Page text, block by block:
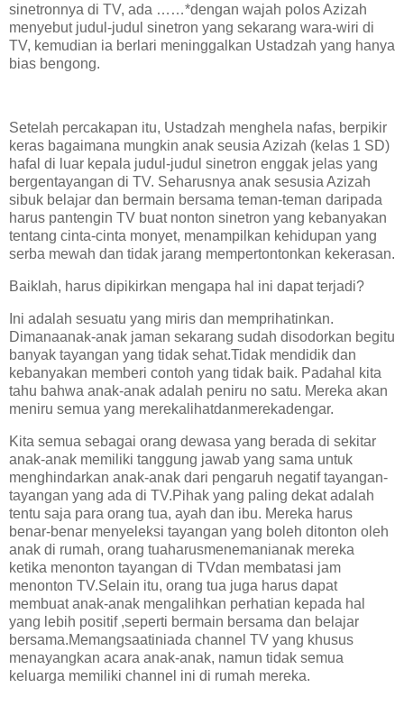
sinetronnya di TV, ada ……*dengan wajah polos Azizah
menyebut judul-judul sinetron yang sekarang wara-wiri di
TV, kemudian ia berlari meninggalkan Ustadzah yang hanya
bias bengong.
Setelah percakapan itu, Ustadzah menghela nafas, berpikir
keras bagaimana mungkin anak seusia Azizah (kelas 1 SD)
hafal di luar kepala judul-judul sinetron enggak jelas yang
bergentayangan di TV. Seharusnya anak sesusia Azizah
sibuk belajar dan bermain bersama teman-teman daripada
harus pantengin TV buat nonton sinetron yang kebanyakan
tentang cinta-cinta monyet, menampilkan kehidupan yang
serba mewah dan tidak jarang mempertontonkan kekerasan.
Baiklah, harus dipikirkan mengapa hal ini dapat terjadi?
Ini adalah sesuatu yang miris dan memprihatinkan.
Dimanaanak-anak jaman sekarang sudah disodorkan begitu
banyak tayangan yang tidak sehat.Tidak mendidik dan
kebanyakan memberi contoh yang tidak baik. Padahal kita
tahu bahwa anak-anak adalah peniru no satu. Mereka akan
meniru semua yang merekalihatdanmerekadengar.
Kita semua sebagai orang dewasa yang berada di sekitar
anak-anak memiliki tanggung jawab yang sama untuk
menghindarkan anak-anak dari pengaruh negatif tayangan-
tayangan yang ada di TV.Pihak yang paling dekat adalah
tentu saja para orang tua, ayah dan ibu. Mereka harus
benar-benar menyeleksi tayangan yang boleh ditonton oleh
anak di rumah, orang tuaharusmenemanianak mereka
ketika menonton tayangan di TVdan membatasi jam
menonton TV.Selain itu, orang tua juga harus dapat
membuat anak-anak mengalihkan perhatian kepada hal
yang lebih positif ,seperti bermain bersama dan belajar
bersama.Memangsaatiniada channel TV yang khusus
menayangkan acara anak-anak, namun tidak semua
keluarga memiliki channel ini di rumah mereka.